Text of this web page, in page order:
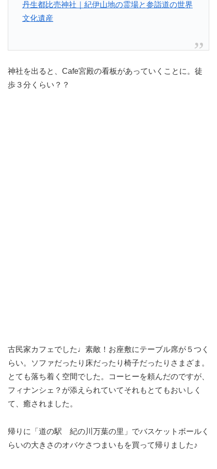
丹生都比売神社｜紀伊山地の霊場と参詣道の世界
文化遺産
神社を出ると、Cafe宮殿の看板があっていくことに。徒
歩３分くらい？？
古民家カフェでした♩素敵！お座敷にテーブル席が５つく
らい。ソファだったり床だったり椅子だったりさまざま。
とても落ち着く空間でした。コーヒーを頼んだのですが、
フィナンシェ？が添えられていてそれもとてもおいしく
て、癒されました。
帰りに「道の駅 紀の川万葉の里」でバスケットボールく
らいの大きさのオバケさつまいもを買って帰りました♪